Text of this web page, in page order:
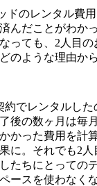
ドのレンタル費
んだことがわか
っても、2人目
のような理由か
約でレンタルし
後の数ヶ月は毎
かった費用を計
に。それでも2人
たちにとっての
ースを使わなく